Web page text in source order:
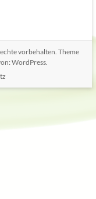
vorbehalten. Theme
WordPress.